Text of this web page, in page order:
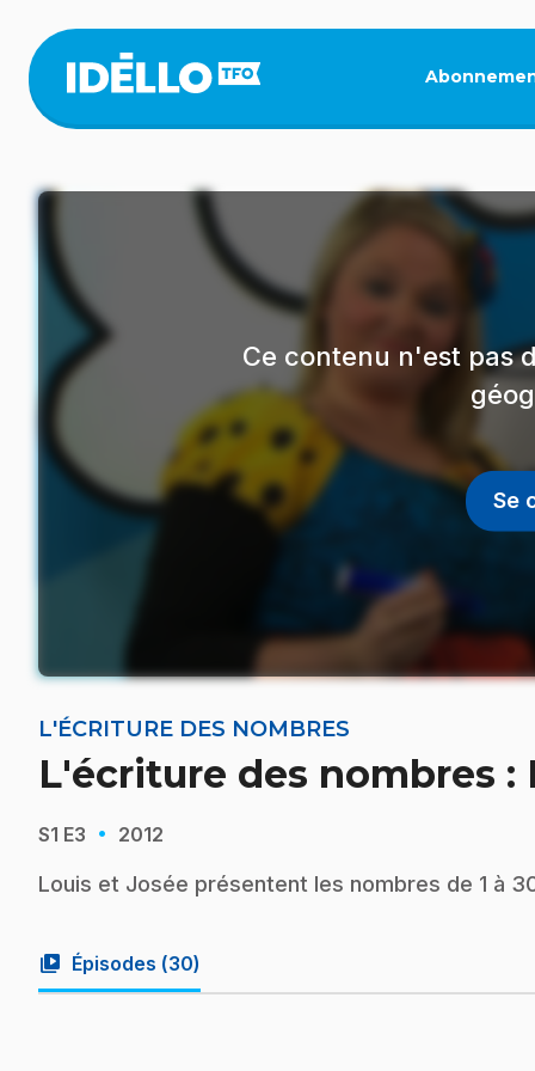
contenu
principal
Ce contenu n'est pas
Se
L'ÉCRITURE DES NOMBRES
L'écriture des nombres :
S1 E3 · 2012
Louis et Josée présentent les nombres de 1 à
video_library Épisodes (30)